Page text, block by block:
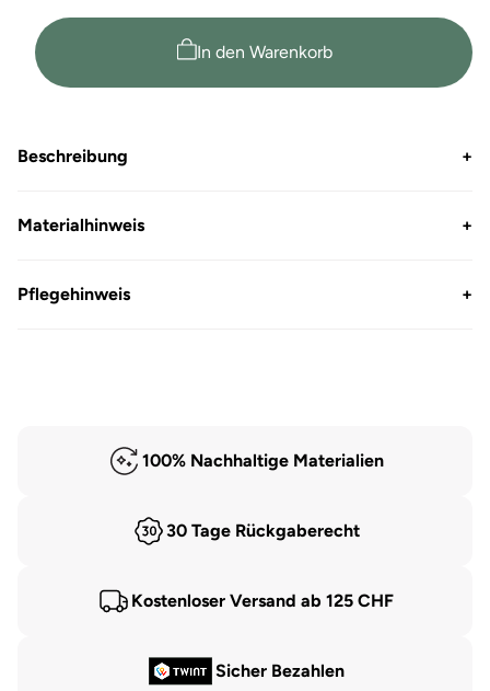
Baumwolle
In den Warenkorb
Beschreibung +
Materialhinweis +
Pflegehinweis +
100% Nachhaltige Materialien
30 Tage Rückgaberecht
Kostenloser Versand ab 125 CHF
Sicher Bezahlen